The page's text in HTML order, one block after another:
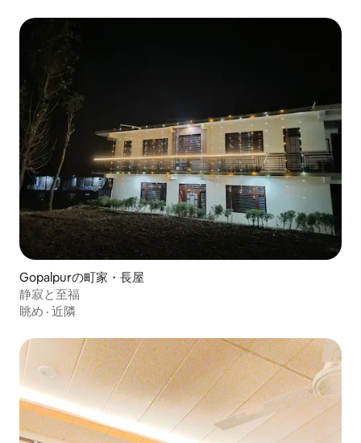
Gopalpurの町家・長屋
静寂と至福
眺め · 近隣